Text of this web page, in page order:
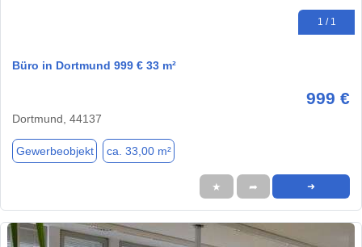
1 / 1
Büro in Dortmund 999 € 33 m²
999 €
Dortmund, 44137
Gewerbeobjekt ca. 33,00 m²
★ ➦ ➜